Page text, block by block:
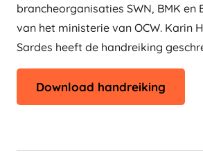
brancheorganisaties SWN, BMK en
van het ministerie van OCW. Karin
Sardes heeft de handreiking
Download handreiking